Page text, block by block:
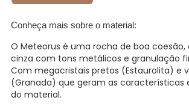
Conheça mais sobre o material:
O Meteorus é uma rocha de boa coesão,
cinza com tons metálicos e granulação
Com megacristais pretos (Estaurolita) e
(Granada) que geram as características
do material.